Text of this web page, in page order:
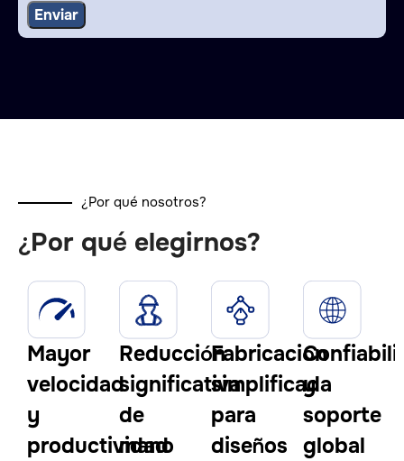
¿Por qué nosotros?
¿Por qué elegirnos?
Mayor
velocidad
y
productividad
Reducción
significativa
de
mano
Fabricación
simplificada
para
diseños
y
soporte
global